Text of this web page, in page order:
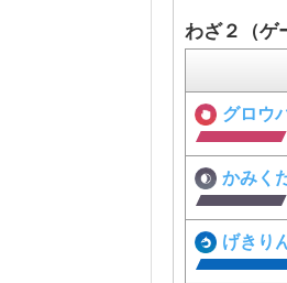
わざ２（ゲ
グロウ
かみく
げきり